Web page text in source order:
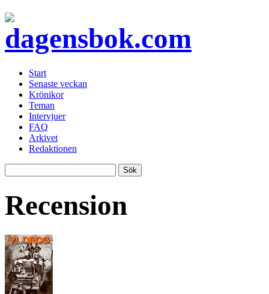
Start
Senaste veckan
Krönikor
Teman
Intervjuer
FAQ
Arkivet
Redaktionen
Recension